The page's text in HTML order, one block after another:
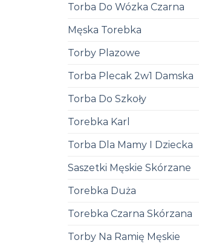
Torba Do Wózka Czarna
Męska Torebka
Torby Plazowe
Torba Plecak 2w1 Damska
Torba Do Szkoły
Torebka Karl
Torba Dla Mamy I Dziecka
Saszetki Męskie Skórzane
Torebka Duża
Torebka Czarna Skórzana
Torby Na Ramię Męskie